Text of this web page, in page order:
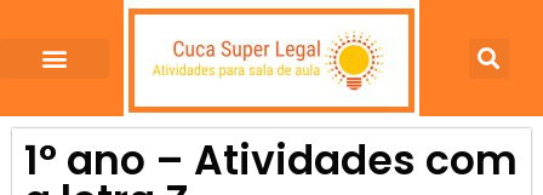
1° ano – Atividades com